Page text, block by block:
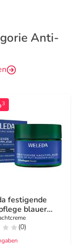
Anti-
3
festigende
blauer
Edelweiss
(0)